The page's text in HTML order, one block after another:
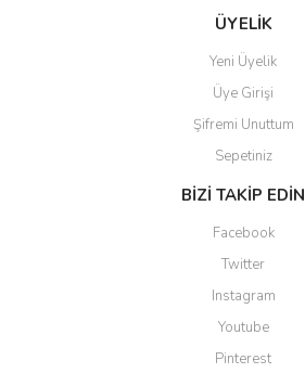
hazırlanmış çok düzenli bir site.ÜYELİK
Yeni Üyelik
Üye Girişi
Şifremi Unuttum
Sepetiniz
BİZİ TAKİP EDİN
Facebook
Twitter
Instagram
Youtube
Pinterest